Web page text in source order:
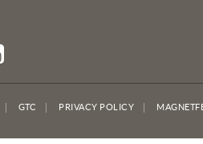
GTC PRIVACY POLICY